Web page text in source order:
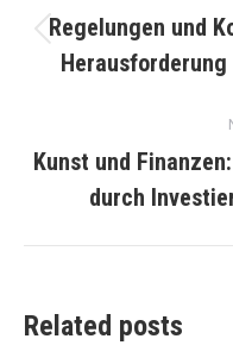
Regelungen und
Kunst und
durch
Related posts